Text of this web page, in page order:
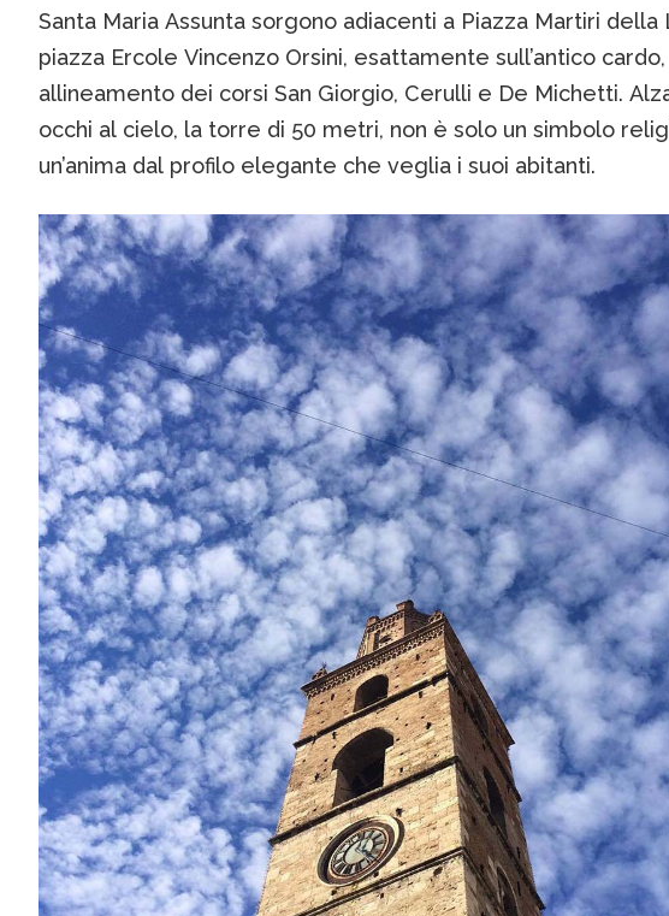
Santa Maria Assunta sorgono adiacenti a Piazza Martiri
piazza Ercole Vincenzo Orsini, esattamente sull’antico cardo,
allineamento dei corsi San Giorgio, Cerulli e De Michetti.
occhi al cielo, la torre di 50 metri, non è solo un simbolo
un’anima dal profilo elegante che veglia i suoi abitanti.